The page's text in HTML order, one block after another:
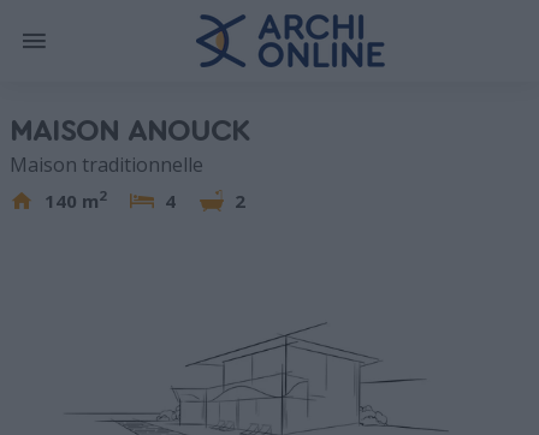
MAISON ANOUCK
Maison traditionnelle
140 m2 4 2